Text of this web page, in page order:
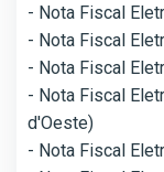
- Nota Fiscal
- Nota Fiscal
- Nota Fiscal
- Nota Fiscal
d'Oeste)
- Nota Fiscal